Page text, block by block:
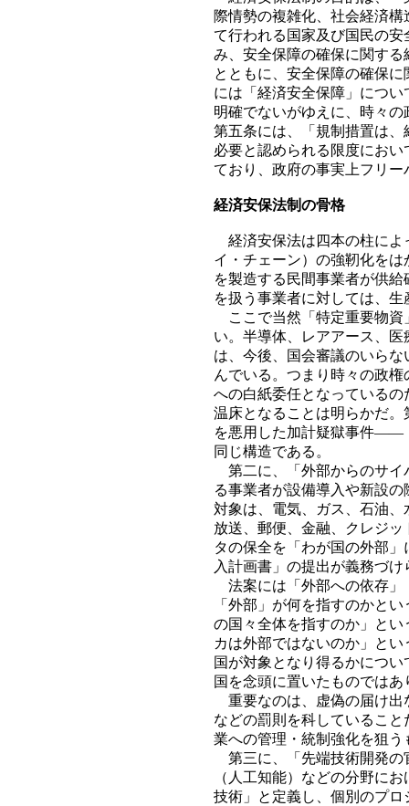
際情勢の複雑化、社会経済
て行われる国家及び国民の
み、安全保障の確保に関す
とともに、安全保障の確保
には「経済安全保障」につ
明確でないがゆえに、時々
第五条には、「規制措置は
必要と認められる限度にお
ており、政府の事実上フリ
経済安保法制の骨格
経済安保法は四本の柱によ
イ・チェーン）の強靭化を
を製造する民間事業者が供
を扱う事業者に対しては、
ここで当然「特定重要物資
い。半導体、レアアース、
は、今後、国会審議のいら
んでいる。つまり時々の政
への白紙委任となっている
温床となることは明らかだ
を悪用した加計疑獄事件――
同じ構造である。
第二に、「外部からのサイ
る事業者が設備導入や新設
対象は、電気、ガス、石油
放送、郵便、金融、クレジ
タの保全を「わが国の外部
入計画書」の提出が義務づけ
法案には「外部への依存」
「外部」が何を指すのかと
の国々全体を指すのか」と
カは外部ではないのか」と
国が対象となり得るかにつ
国を念頭に置いたものでは
重要なのは、虚偽の届け出
などの罰則を科しているこ
業への管理・統制強化を狙う
第三に、「先端技術開発の
（人工知能）などの分野に
技術」と定義し、個別のプ